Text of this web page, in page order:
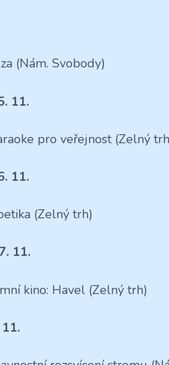
(Nám. Svobody)
11.
pro veřejnost (Zelný
11.
(Zelný trh)
11.
kino: Havel (Zelný trh)